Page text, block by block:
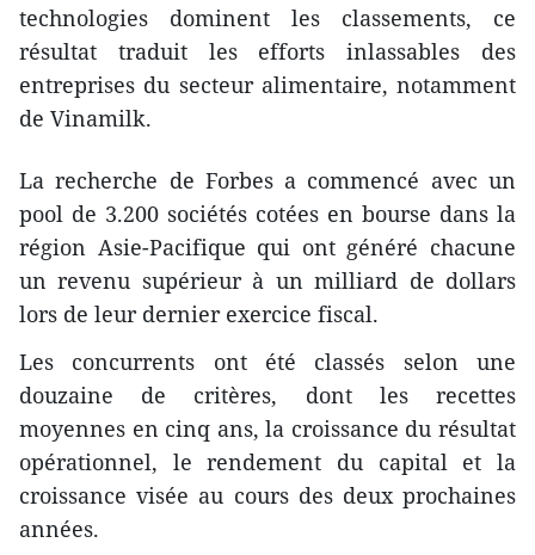
technologies dominent les classements, ce
résultat traduit les efforts inlassables des
entreprises du secteur alimentaire, notamment
de Vinamilk.
La recherche de Forbes a commencé avec un
pool de 3.200 sociétés cotées en bourse dans la
région Asie-Pacifique qui ont généré chacune
un revenu supérieur à un milliard de dollars
lors de leur dernier exercice fiscal.
Les concurrents ont été classés selon une
douzaine de critères, dont les recettes
moyennes en cinq ans, la croissance du résultat
opérationnel, le rendement du capital et la
croissance visée au cours des deux prochaines
années.